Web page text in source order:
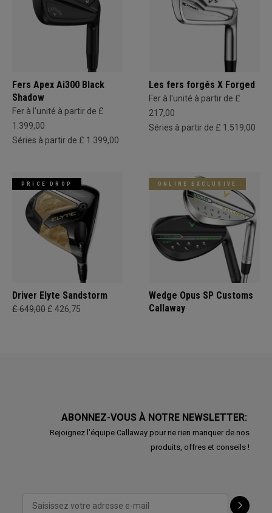
Fers Apex Ai300 Black
Shadow
Fer à l'unité à partir de £
1.399,00
Séries à partir de £ 1.399,00
Les fers forgés X Forged
Fer à l'unité à partir de £
217,00
Séries à partir de £ 1.519,00
PRICE DROP
Driver Elyte Sandstorm
£ 649,00 £ 426,75
ONLINE EXCLUSIVE
Wedge Opus SP Customs
Callaway
ABONNEZ-VOUS À NOTRE NEWSLETTER:
Rejoignez l'équipe Callaway pour ne rien manquer de nos
produits, offres et conseils !